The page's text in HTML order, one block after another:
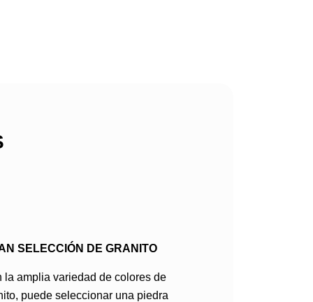
SELECCIÓN DE GRANITO
la amplia variedad de colores de
puede seleccionar una piedra